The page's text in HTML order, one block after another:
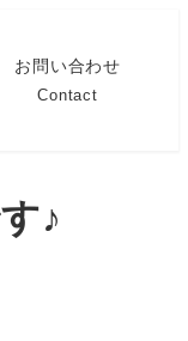
お問い合わせ
Contact
♪